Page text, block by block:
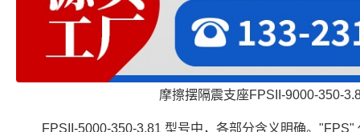
摩擦摆隔震支座FPSII-9000-350-
FPSII-5000-350-3.81 型号中，各部分含义明确。